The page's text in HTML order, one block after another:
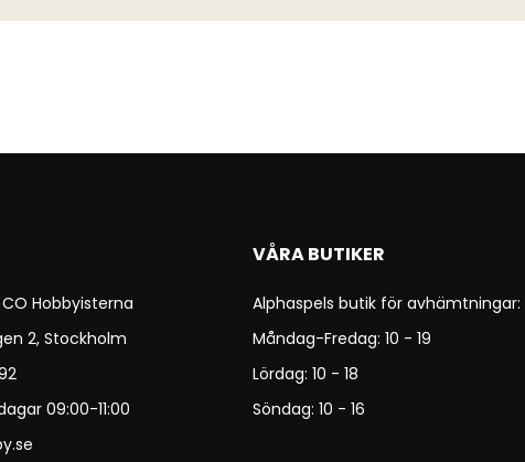
Hobbyisterna
2, Stockholm
09:00-11:00
VÅRA BUTIKER
Alphaspels butik för avhämtningar:
Måndag-Fredag: 10 - 19
Lördag: 10 - 18
Söndag: 10 - 16